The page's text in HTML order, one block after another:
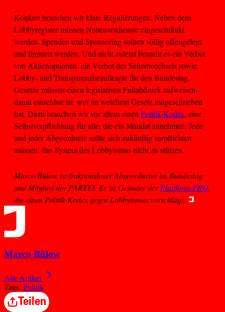
Konkret brauchen wir klare Regulierungen: Neben dem
Lobbyregister müssen Nebenverdienste eingeschränkt
werden. Spenden und Sponsoring sollten völlig offengelegt
und limitiert werden. Und nicht zuletzt braucht es ein Verbot
von Aktienoptionen, ein Verbot des Seitenwechsels sowie
Lobby- und Transparenzbeauftragte für den Bundestag.
Gesetze müssen einen legislativen Fußabdruck aufweisen,
damit einsehbar ist, wer an welchem Gesetz mitgeschrieben
hat. Dazu brauchen wir vor allem einenPolitik-Kodex, eine
Selbstverpflichtung für alle, die ein Mandat annehmen. Jede
und jeder Abgeordnete sollte sich zukünftig verpflichten
müssen, das System des Lobbyismus nicht zu stützen.
Marco Bülow ist fraktionsloser Abgeordneter im Bundestag
und Mitglied der PARTEI. Er ist Gründer derPlattform.PRO,
die einen Politik-Kodex gegen Lobbyismus vorschlägt.
Marco Bülow
Alle Artikel
Tags: Politik
Teilen